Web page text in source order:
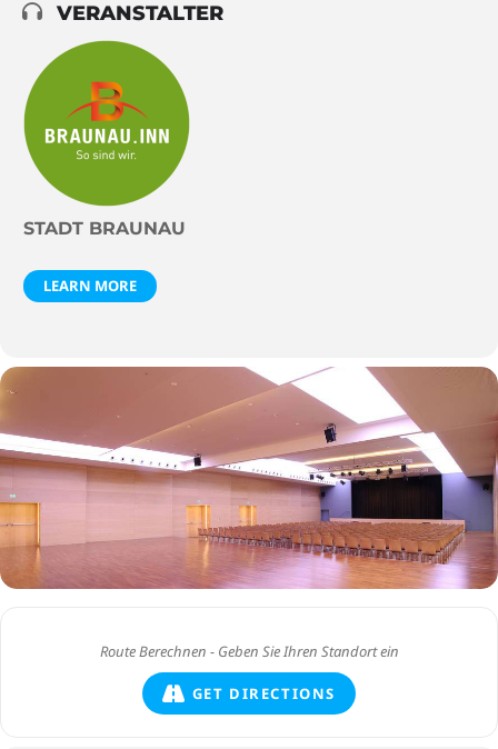
VERANSTALTER
STADT BRAUNAU
LEARN MORE
GET DIRECTIONS